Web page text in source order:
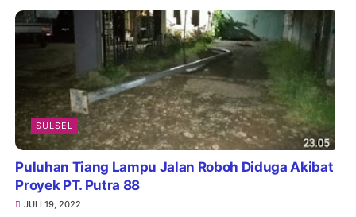
SULSEL
Puluhan Tiang Lampu Jalan Roboh Diduga Akibat
Proyek PT. Putra 88
JULI 19, 2022